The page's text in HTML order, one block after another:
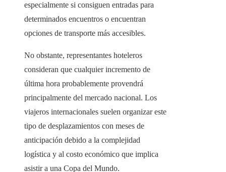
especialmente si consiguen entradas para
determinados encuentros o encuentran
opciones de transporte más accesibles.
No obstante, representantes hoteleros
consideran que cualquier incremento de
última hora probablemente provendrá
principalmente del mercado nacional. Los
viajeros internacionales suelen organizar este
tipo de desplazamientos con meses de
anticipación debido a la complejidad
logística y al costo económico que implica
asistir a una Copa del Mundo.